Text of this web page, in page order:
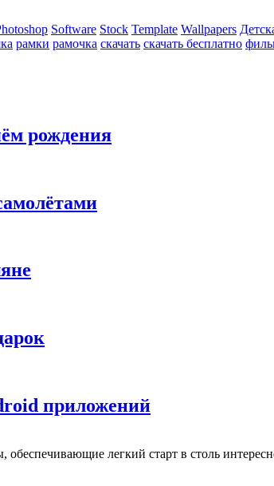
Software Stock Template Wallpapers
рамки рамочка скачать скачать бесплатно
рождения
приложений
легкий старт в столь